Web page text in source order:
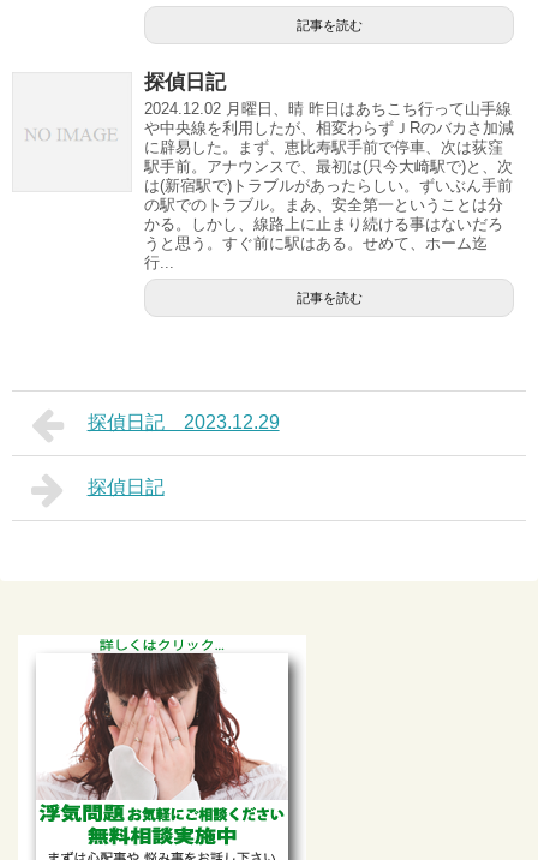
記事を読む
探偵日記
2024.12.02 月曜日、晴 昨日はあちこち行って山手線
や中央線を利用したが、相変わらずＪRのバカさ加減
に辟易した。まず、恵比寿駅手前で停車、次は荻窪
駅手前。アナウンスで、最初は(只今大崎駅で)と、次
は(新宿駅で)トラブルがあったらしい。ずいぶん手前
の駅でのトラブル。まあ、安全第一ということは分
かる。しかし、線路上に止まり続ける事はないだろ
うと思う。すぐ前に駅はある。せめて、ホーム迄
行...
記事を読む
探偵日記 2023.12.29
探偵日記